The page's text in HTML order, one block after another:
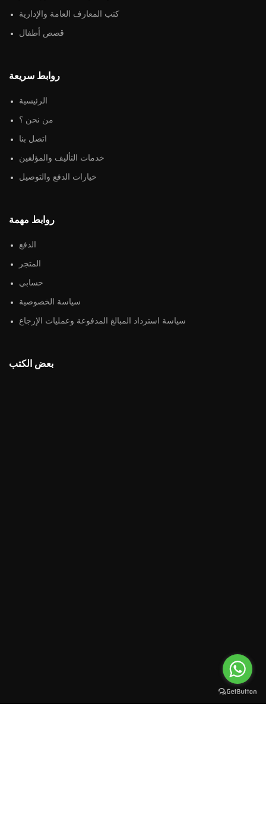
كتب المعارف العامة والإدارية
قصص أطفال
روابط سريعة
الرئيسية
من نحن ؟
اتصل بنا
خدمات التأليف والمؤلفين
خيارات الدفع والتوصيل
روابط مهمة
الدفع
المتجر
حسابي
سياسة الخصوصية
سياسة استرداد المبالغ المدفوعة وعمليات الإرجاع
بعض الكتب